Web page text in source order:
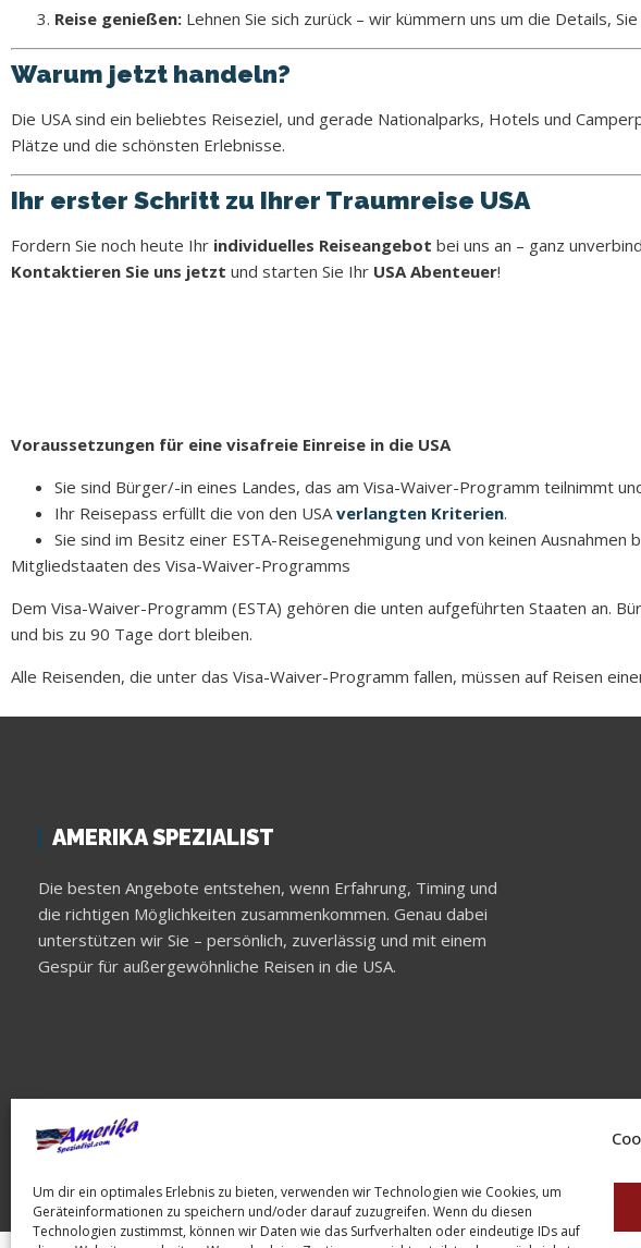
Um dir ein optimales Erlebnis zu bieten, verwenden wir Technologien wie Cookies, um
Geräteinformationen zu speichern und/oder darauf zuzugreifen. Wenn du diesen
Technologien zustimmst, können wir Daten wie das Surfverhalten oder eindeutige IDs auf
Reise genießen: Lehnen Sie sich zurück – wir kümmern uns um die Details,
Warum jetzt handeln?
Die USA sind ein beliebtes Reiseziel, und gerade Nationalparks, Hotels und
Plätze und die schönsten Erlebnisse.
Ihr erster Schritt zu Ihrer Traumreise USA
Fordern Sie noch heute Ihr individuelles Reiseangebot bei uns an – ganz
Kontaktieren Sie uns jetzt und starten Sie Ihr USA Abenteuer!
Voraussetzungen für eine visafreie Einreise in die USA
Sie sind Bürger/-in eines Landes, das am Visa-Waiver-Programm teilnimmt
Ihr Reisepass erfüllt die von den USA verlangten Kriterien.
Sie sind im Besitz einer ESTA-Reisegenehmigung und von keinen Ausnahmen
Mitgliedstaaten des Visa-Waiver-Programms
Dem Visa-Waiver-Programm (ESTA) gehören die unten aufgeführten Staaten an.
und bis zu 90 Tage dort bleiben.
Alle Reisenden, die unter das Visa-Waiver-Programm fallen, müssen auf Reisen
AMERIKA SPEZIALIST
Die besten Angebote entstehen, wenn Erfahrung, Timing und
die richtigen Möglichkeiten zusammenkommen. Genau dabei
unterstützen wir Sie – persönlich, zuverlässig und mit einem
Gespür für außergewöhnliche Reisen in die USA.